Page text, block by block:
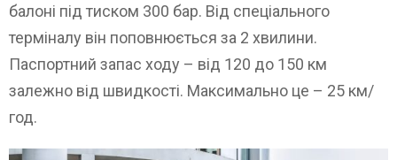
балоні під тиском 300 бар. Від спеціального
терміналу він поповнюється за 2 хвилини.
Паспортний запас ходу – від 120 до 150 км
залежно від швидкості. Максимально це – 25 км/
год.